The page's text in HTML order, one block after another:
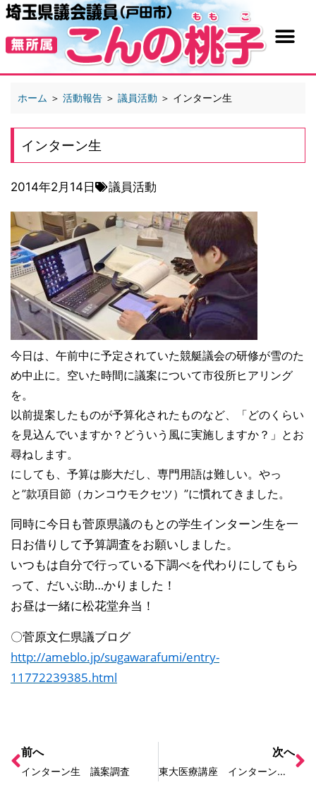
ホーム ＞ 活動報告 ＞ 議員活動 ＞ インターン生
インターン生
2014年2月14日 議員活動
今日は、午前中に予定されていた競艇議会の研修が雪のた
め中止に。空いた時間に議案について市役所ヒアリング
を。
以前提案したものが予算化されたものなど、「どのくらい
を見込んでいますか？どういう風に実施しますか？」とお
尋ねします。
にしても、予算は膨大だし、専門用語は難しい。やっ
と”款項目節（カンコウモクセツ）”に慣れてきました。
同時に今日も菅原県議のもとの学生インターン生を一
日お借りして予算調査をお願いしました。
いつもは自分で行っている下調べを代わりにしてもら
って、だいぶ助…かりました！
お昼は一緒に松花堂弁当！
〇菅原文仁県議ブログ
http://ameblo.jp/sugawarafumi/entry-
11772239385.html
前へ
インターン生 議案調査
次へ
東大医療講座 インターン生とともに